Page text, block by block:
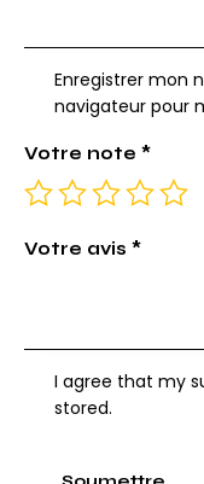
Enregistrer mon
navigateur pour
Votre note *
Votre avis *
I agree that my
stored.